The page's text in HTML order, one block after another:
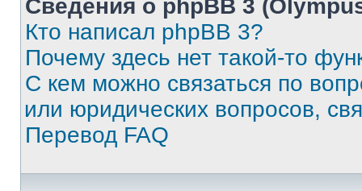
Сведения о phpBB 3
Кто написал phpBB 3?
Почему здесь нет такой-то
С кем можно связаться по
или юридических вопросов,
Перевод FAQ